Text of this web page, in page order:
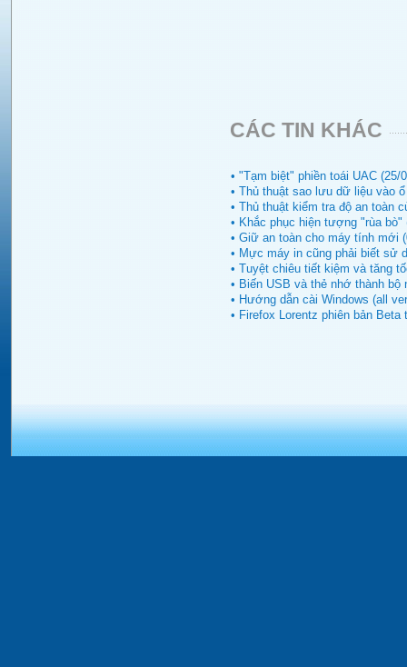
CÁC TIN KHÁC
• "Tạm biệt" phiền toái UAC (25/
• Thủ thuật sao lưu dữ liệu vào
• Thủ thuật kiểm tra độ an toàn
• Khắc phục hiện tượng "rùa bò"
• Giữ an toàn cho máy tính mới
• Mực máy in cũng phải biết sử
• Tuyệt chiêu tiết kiệm và tăng
• Biến USB và thẻ nhớ thành bộ
• Hướng dẫn cài Windows (all
• Firefox Lorentz phiên bản